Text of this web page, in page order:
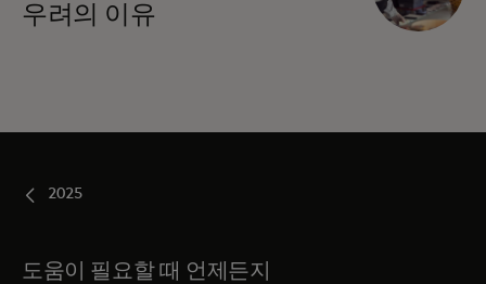
우려의 이유
2025
도움이 필요할 때 언제든지